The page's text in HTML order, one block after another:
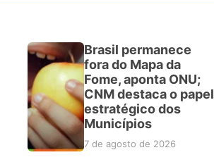
Brasil permanece
fora do Mapa da
Fome, aponta ONU;
CNM destaca o papel
estratégico dos
Municípios
7 de agosto de 2026